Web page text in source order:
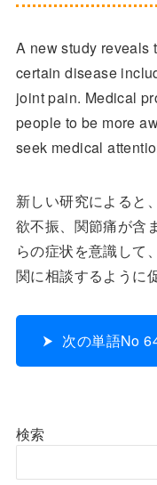
A new study reveals
certain disease
joint pain. Medical
people to be more
seek medical
新しい研究によると
欲不振、関節痛が含
らの症状を意識して
関に相談するように
次の単語No
検索